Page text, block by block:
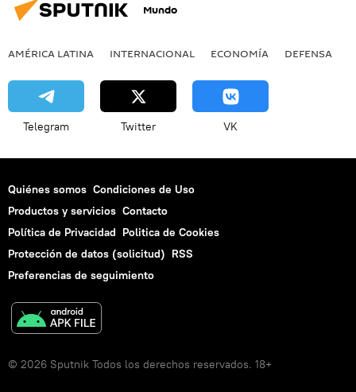
Mundo
AMÉRICA LATINA INTERNACIONAL ECONOMÍA DEFENSA
Telegram Twitter VK
Quiénes somos Condiciones de Uso
Productos y servicios Contacto
Política de Privacidad Politica de Cookies
Protección de datos (solicitud) RSS
Preferencias de seguimiento
© 2026 Sputnik Todos los derechos reservados. 18+